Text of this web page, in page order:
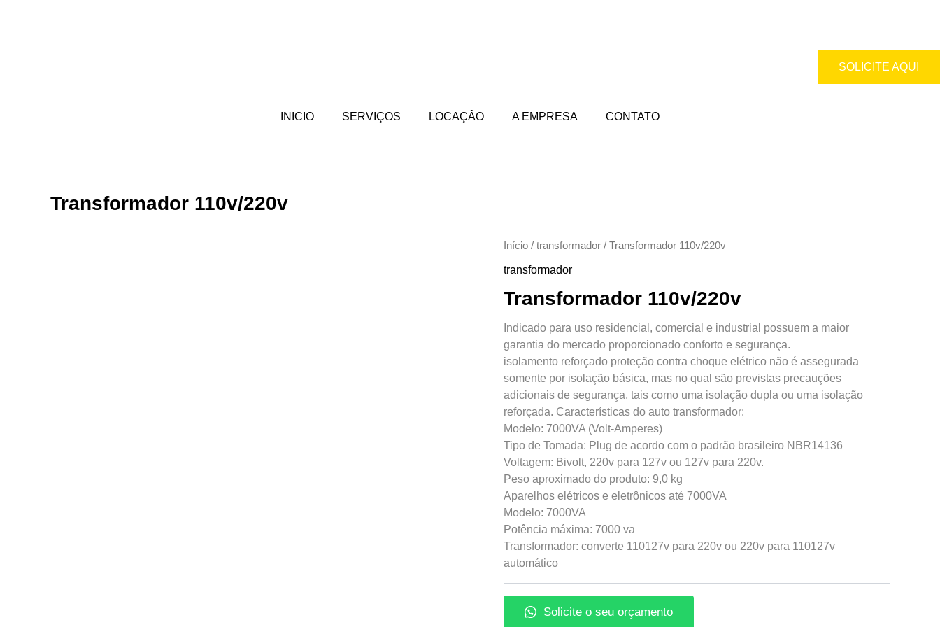
SOLICITE AQUI
INICIO SERVIÇOS LOCAÇÂO A EMPRESA CONTATO
Transformador 110v/220v
Início / transformador / Transformador 110v/220v
transformador
Transformador 110v/220v
Indicado para uso residencial, comercial e industrial possuem a maior
garantia do mercado proporcionado conforto e segurança.
isolamento reforçado proteção contra choque elétrico não é assegurada
somente por isolação básica, mas no qual são previstas precauções
adicionais de segurança, tais como uma isolação dupla ou uma isolação
reforçada. Características do auto transformador:
Modelo: 7000VA (Volt-Amperes)
Tipo de Tomada: Plug de acordo com o padrão brasileiro NBR14136
Voltagem: Bivolt, 220v para 127v ou 127v para 220v.
Peso aproximado do produto: 9,0 kg
Aparelhos elétricos e eletrônicos até 7000VA
Modelo: 7000VA
Potência máxima: 7000 va
Transformador: converte 110127v para 220v ou 220v para 110127v
automático
Solicite o seu orçamento